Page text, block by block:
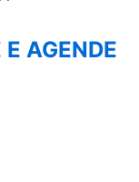
AGENDE